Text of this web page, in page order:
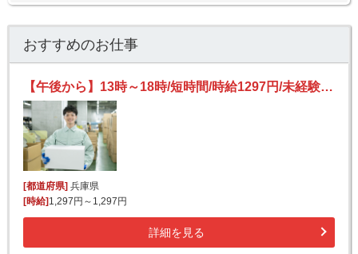
おすすめのお仕事
【午後から】13時～18時/短時間/時給1297円/未経験OK！/土日祝休み/荷物の荷下ろし
[都道府県] 兵庫県
[時給] 1,297円～1,297円
詳細を見る